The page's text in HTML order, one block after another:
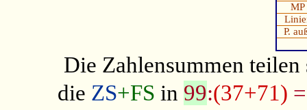
MP
P.
Die Zahlensummen
die ZS+FS in 99:(37+71) =